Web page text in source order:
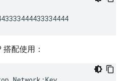
搭配使用：